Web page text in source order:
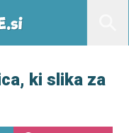
ki slika za